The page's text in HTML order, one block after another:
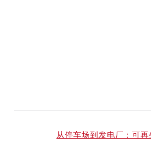
从停车场到发电厂：可